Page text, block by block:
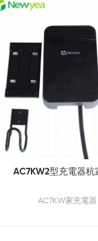
AC7KW2型充電器杭
AC7KW家充電器